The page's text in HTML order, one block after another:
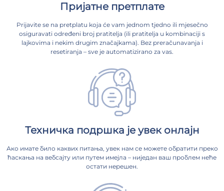
Пријатне претплате
Prijavite se na pretplatu koja će vam jednom tjedno ili mjesečno
osiguravati određeni broj pratitelja (ili pratitelja u kombinaciji s
lajkovima i nekim drugim značajkama). Bez preračunavanja i
resetiranja – sve je automatizirano za vas.
Техничка подршка је увек онлајн
Ако имате било каквих питања, увек нам се можете обратити преко
ћаскања на вебсајту или путем имејла – ниједан ваш проблем неће
остати нерешен.